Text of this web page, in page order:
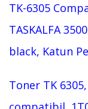
TK-6305
TASKALFA
black, Katun
Toner TK 6305,